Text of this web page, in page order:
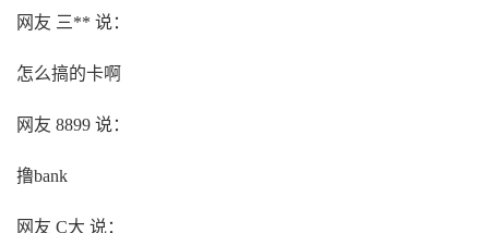
网友 三** 说：
怎么搞的卡啊
网友 8899 说：
撸bank
网友 C大 说：